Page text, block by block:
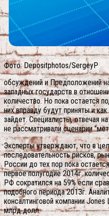
Фото: Depositphotos/SergeyP
обсуждений и Предположений
западных государств в
количество. Но пока остается
них вправду будут приняты и
зайдет. Специалисты, отвечая
не рассматривали сценарии
Эксперты утверждают, что в
последовательность рисков,
России до тех пор пока
первое полугодие 2014г.
РФ сократился на 59% если
подобного периода 2013г.
консалтинговой компании
млрд долл.